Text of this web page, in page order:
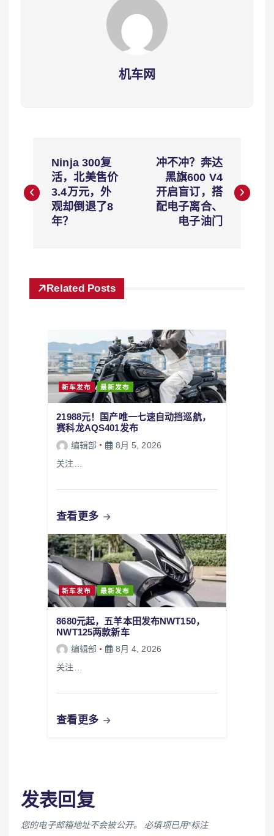
机车网
章
Ninja 300复
活，北美售价
3.4万元，外
观却倒退了8
年？
冲不冲？奔达
黑旗600 V4
开启盲订，搭
配电子离合、
电子油门
Related Posts
新车发布 最新发布
21988元！国产唯一七速自动挡巡航，
赛科龙AQS401发布
编辑部
8月 5, 2026
关注…
查看更多
新车发布 最新发布
8680元起，五羊本田发布NWT150，
NWT125两款新车
编辑部
8月 4, 2026
关注…
查看更多
发表回复
您的电子邮箱地址不会被公开。 必填项已用*标注